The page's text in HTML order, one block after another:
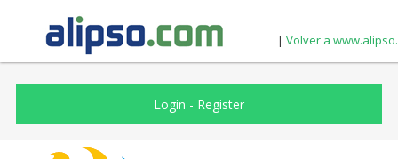
| Volver a
Login - Register